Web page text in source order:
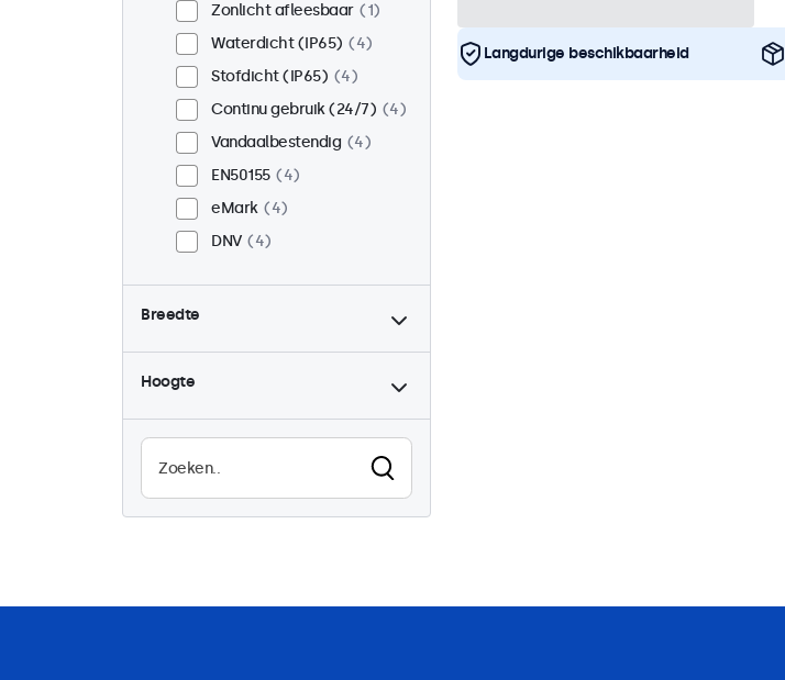
Zonlicht afleesbaar
1
Waterdicht (IP65)
4
Stofdicht (IP65)
4
Continu gebruik (24/7)
4
Vandaalbestendig
4
EN50155
4
eMark
4
DNV
4
Breedte
Hoogte
Langdurige beschikbaarheid